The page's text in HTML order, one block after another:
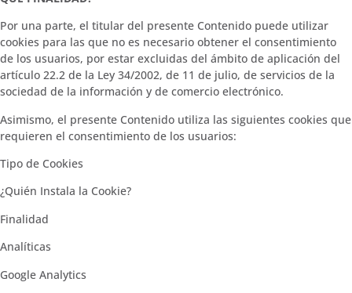
Por una parte, el titular del presente Contenido puede utilizar
cookies para las que no es necesario obtener el consentimiento
de los usuarios, por estar excluidas del ámbito de aplicación del
artículo 22.2 de la Ley 34/2002, de 11 de julio, de servicios de la
sociedad de la información y de comercio electrónico.
Asimismo, el presente Contenido utiliza las siguientes cookies que
requieren el consentimiento de los usuarios:
Tipo de Cookies
¿Quién Instala la Cookie?
Finalidad
Analíticas
Google Analytics